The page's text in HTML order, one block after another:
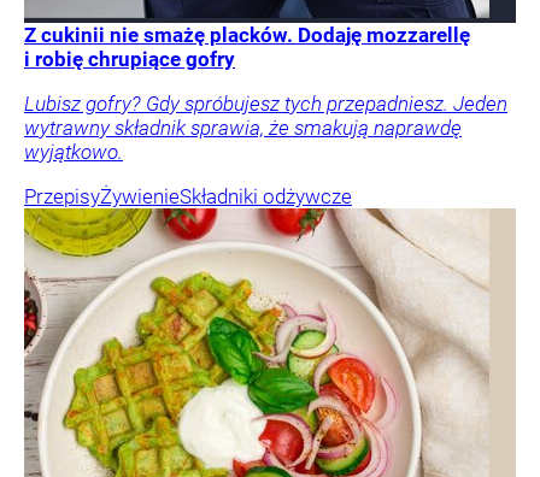
Z cukinii nie smażę placków. Dodaję mozzarellę
i robię chrupiące gofry
Lubisz gofry? Gdy spróbujesz tych przepadniesz. Jeden
wytrawny składnik sprawia, że smakują naprawdę
wyjątkowo.
PrzepisyŻywienieSkładniki odżywcze